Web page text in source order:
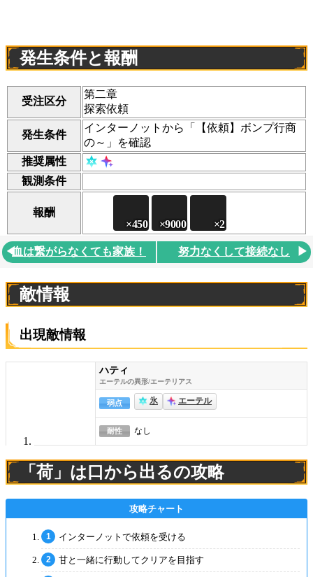
発生条件と報酬
受注区分
第二章
探索依頼
発生条件
インターノットから「【依頼】ボンプ行商
の～」を確認
推奨属性
観測条件
報酬
血は繋がらなくても家族！ 努力なくして接続なし
敵情報
出現敵情報
ハティ
エーテルの異形/エーテリアス
弱点 氷 エーテル
耐性 なし
「荷」は口から出るの攻略
インターノットで依頼を受ける
甘と一緒に行動してクリアを目指す